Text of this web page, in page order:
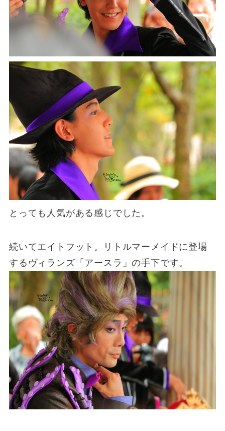
とっても人気がある感じでした。
続いてエイトフット。リトルマーメイドに登場
するヴィランズ「アースラ」の手下です。